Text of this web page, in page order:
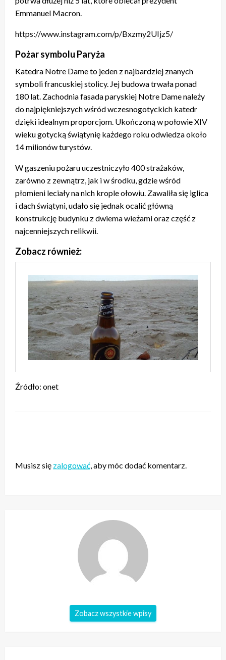
Emmanuel Macron.
https://www.instagram.com/p/Bxzmy2UIjz5/
Pożar symbolu Paryża
Katedra Notre Dame to jeden z najbardziej znanych
symboli francuskiej stolicy. Jej budowa trwała ponad
180 lat. Zachodnia fasada paryskiej Notre Dame należy
do najpiękniejszych wśród wczesnogotyckich katedr
dzięki idealnym proporcjom. Ukończoną w połowie XIV
wieku gotycką świątynię każdego roku odwiedza około
14 milionów turystów.
W gaszeniu pożaru uczestniczyło 400 strażaków,
zarówno z zewnątrz, jak i w środku, gdzie wśród
płomieni leciały na nich krople ołowiu. Zawaliła się iglica
i dach świątyni, udało się jednak ocalić główną
konstrukcję budynku z dwiema wieżami oraz część z
najcenniejszych relikwii.
Zobacz również:
Źródło: onet
Musisz się zalogować, aby móc dodać komentarz.
Zobacz wszystkie wpisy